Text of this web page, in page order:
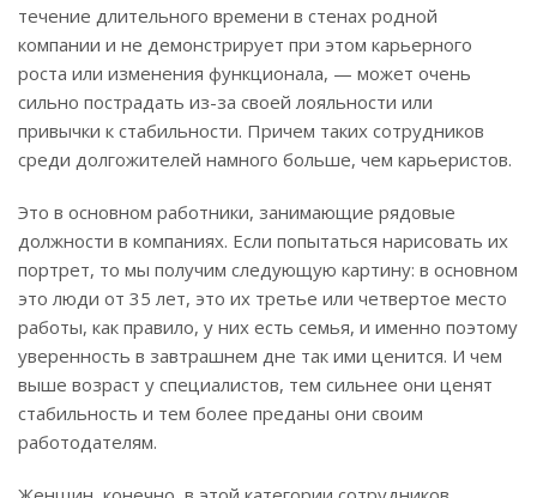
течение длительного времени в стенах родной
компании и не демонстрирует при этом карьерного
роста или изменения функционала, — может очень
сильно пострадать из-за своей лояльности или
привычки к стабильности. Причем таких сотрудников
среди долгожителей намного больше, чем карьеристов.
Это в основном работники, занимающие рядовые
должности в компаниях. Если попытаться нарисовать их
портрет, то мы получим следующую картину: в основном
это люди от 35 лет, это их третье или четвертое место
работы, как правило, у них есть семья, и именно поэтому
уверенность в завтрашнем дне так ими ценится. И чем
выше возраст у специалистов, тем сильнее они ценят
стабильность и тем более преданы они своим
работодателям.